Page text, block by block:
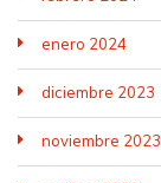
enero 2024
diciembre 2023
noviembre 2023